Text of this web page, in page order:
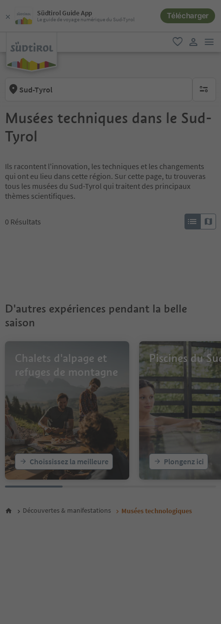
Südtirol Guide App
Le guide de voyage numérique du Sud-Tyrol Télécharger
favori
Sud-Tyrol aucun
Musées techniques dans le Sud-
Tyrol
Ils racontent l'innovation, les techniques et les changements
qui ont eu lieu dans cette région. Sur cette page, tu trouveras
tous les musées du Sud-Tyrol qui traitent des principaux
thèmes scientifiques.
0 Résultats
D'autres expériences pendant la belle
saison
Chalets d'alpage et
refuges de montagne
Choississez la meilleure
Piscines du
Plongenz ici
Découvertes & manifestations Musées technologiques